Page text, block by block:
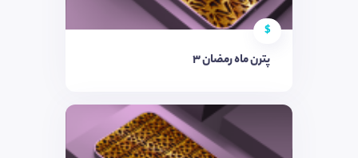
$
پترن ماه رمضان 3